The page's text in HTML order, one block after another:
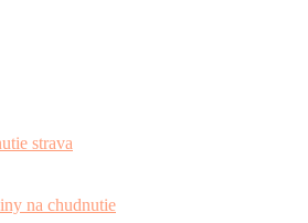
strava
na chudnutie